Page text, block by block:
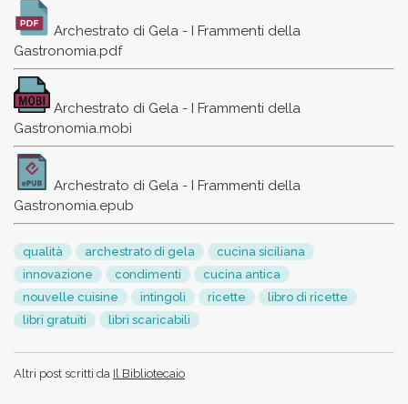
Archestrato di Gela - I Frammenti della
Gastronomia.pdf
Archestrato di Gela - I Frammenti della
Gastronomia.mobi
Archestrato di Gela - I Frammenti della
Gastronomia.epub
qualità archestrato di gela
cucina siciliana
innovazione
condimenti
cucina antica
nouvelle cuisine
intingoli ricette
libro di ricette
libri gratuiti
libri scaricabili
Altri post scritti da Il Bibliotecaio